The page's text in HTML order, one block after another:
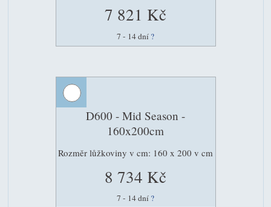
7 821 Kč
7 - 14 dní ?
D600 - Mid Season -
160x200cm
Rozměr lůžkoviny v cm: 160 x 200 v cm
8 734 Kč
7 - 14 dní ?